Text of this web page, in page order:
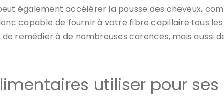
également accélérer la pousse des cheveux,
capable de fournir à votre fibre capillaire tous
remédier à de nombreuses carences, mais aussi
utiliser pour ses